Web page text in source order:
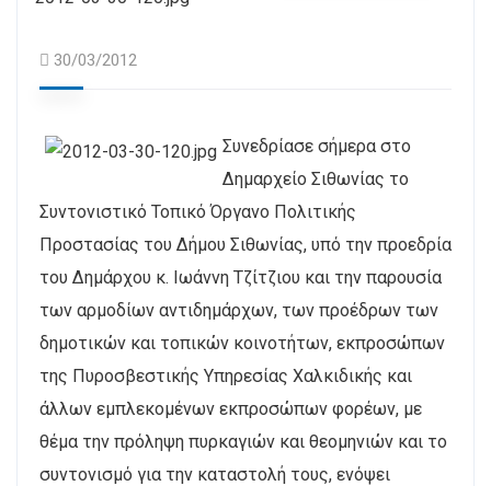
30/03/2012
Συνεδρίασε σήμερα στο
Δημαρχείο Σιθωνίας το
Συντονιστικό Τοπικό Όργανο Πολιτικής
Προστασίας του Δήμου Σιθωνίας, υπό την προεδρία
του Δημάρχου κ. Ιωάννη Τζίτζιου και την παρουσία
των αρμοδίων αντιδημάρχων, των προέδρων των
δημοτικών και τοπικών κοινοτήτων, εκπροσώπων
της Πυροσβεστικής Υπηρεσίας Χαλκιδικής και
άλλων εμπλεκομένων εκπροσώπων φορέων, με
θέμα την πρόληψη πυρκαγιών και θεομηνιών και το
συντονισμό για την καταστολή τους, ενόψει